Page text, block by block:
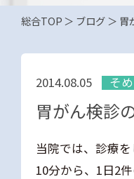
総合TOP ブログ 胃
2014.08.05 そ
胃がん検診
当院では、診療
10分から、1日2